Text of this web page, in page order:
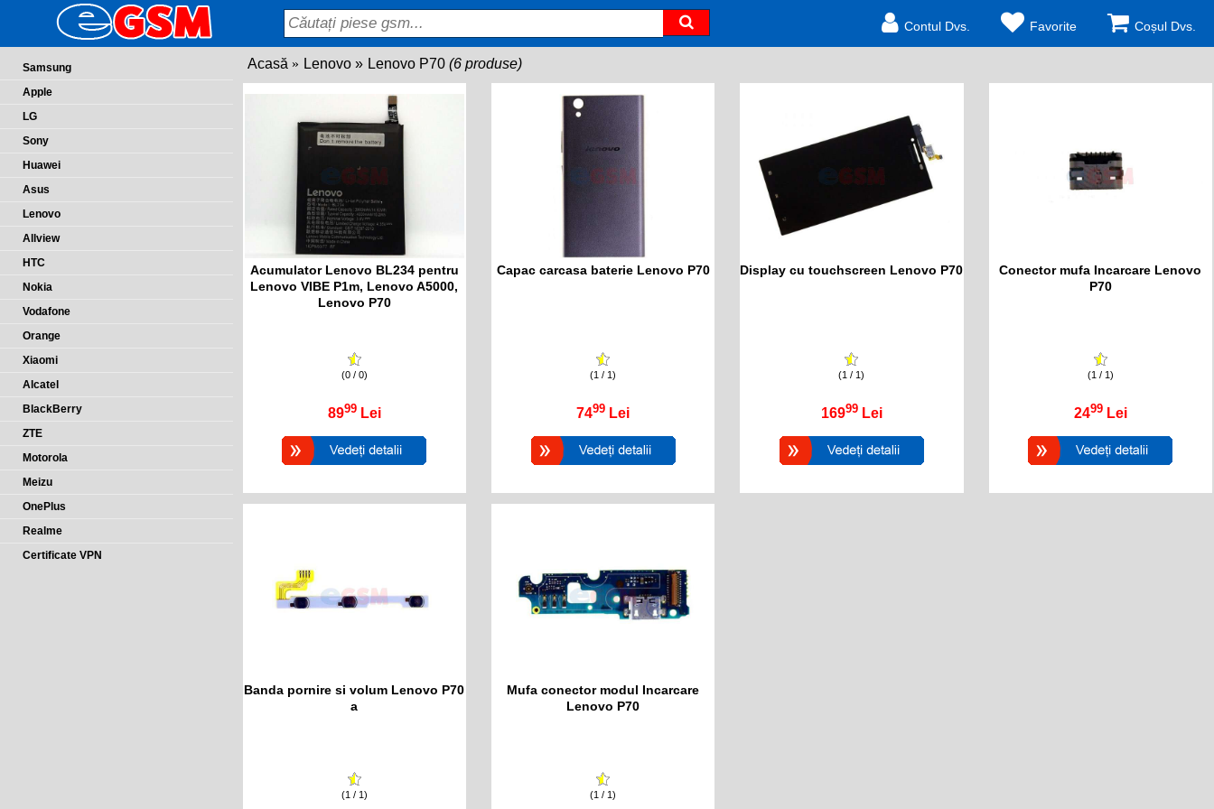
Contul Dvs. Favorite Coșul Dvs.
Samsung
Apple
LG
Sony
Huawei
Asus
Lenovo
Allview
HTC
Nokia
Vodafone
Orange
Xiaomi
Alcatel
BlackBerry
ZTE
Motorola
Meizu
OnePlus
Realme
Certificate VPN
Acasă Lenovo Lenovo P70 (6 produse)
Acumulator Lenovo BL234 pentru
Lenovo VIBE P1m, Lenovo A5000,
Lenovo P70
(0 / 0)
8999 Lei
Capac carcasa baterie Lenovo P70
(1 / 1)
7499 Lei
Display cu touchscreen Lenovo P70
(1 / 1)
16999 Lei
Conector mufa Incarcare Lenovo
P70
(1 / 1)
2499 Lei
Banda pornire si volum Lenovo P70
a
(1 / 1)
Mufa conector modul Incarcare
Lenovo P70
(1 / 1)